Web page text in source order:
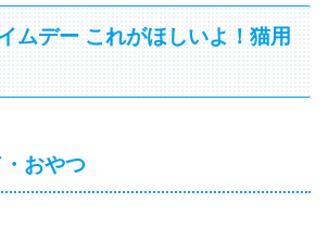
ムデー これがほしいよ！猫用
おやつ